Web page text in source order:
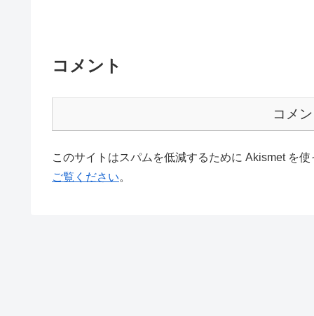
コメント
コメ
このサイトはスパムを低減するために Akismet を
ご覧ください。